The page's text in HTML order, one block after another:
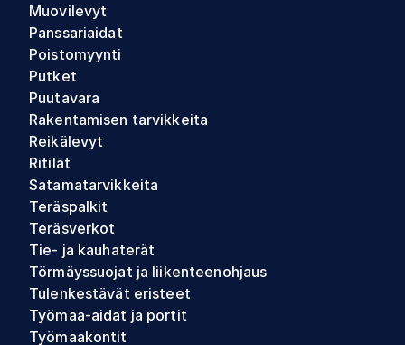
Muovilevyt
Panssariaidat
Poistomyynti
Putket
Puutavara
Rakentamisen tarvikkeita
Reikälevyt
Ritilät
Satamatarvikkeita
Teräspalkit
Teräsverkot
Tie- ja kauhaterät
Törmäyssuojat ja liikenteenohjaus
Tulenkestävät eristeet
Työmaa-aidat ja portit
Työmaakontit